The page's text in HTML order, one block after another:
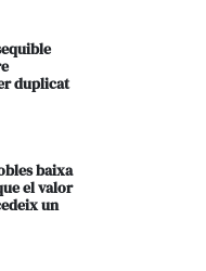
duplicat
baixa
el valor
un